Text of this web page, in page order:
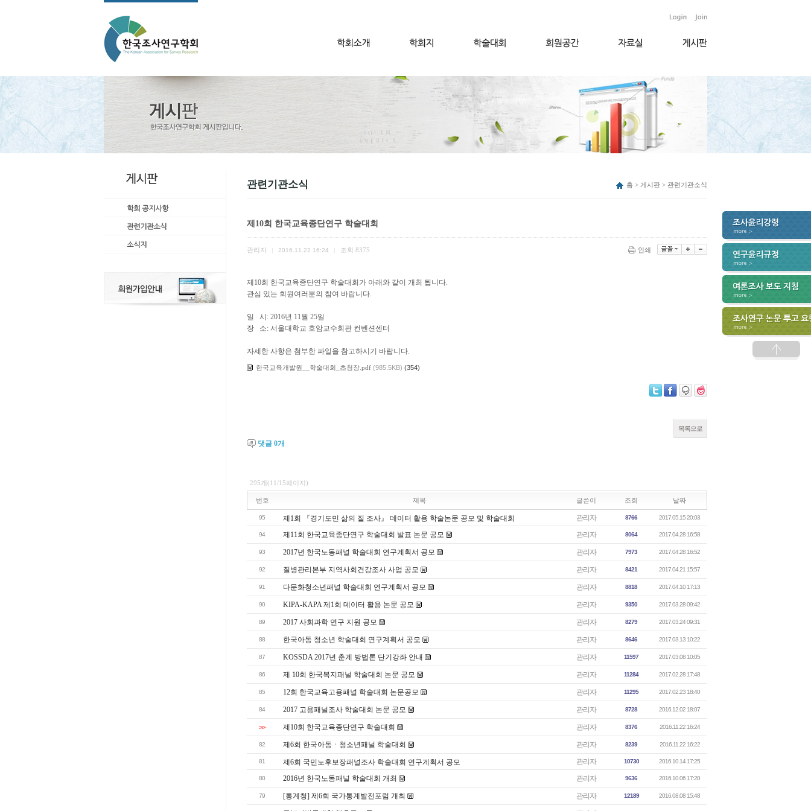
관련기관소식 홈 > 게시판 > 관련기관소식
제10회 한국교육종단연구 학술대회
관리자 2016.11.22 16:24 조회 8375 인쇄
제10회 한국교육종단연구 학술대회가 아래와 같이 개최 됩니다.
관심 있는 회원여러분의 참여 바랍니다.
일 시: 2016년 11월 25일
장 소: 서울대학교 호암교수회관 컨벤션센터
자세한 사항은 첨부한 파일을 참고하시기 바랍니다.
한국교육개발원__학술대회_초청장.pdf (985.5KB) (354)
목록으로
댓글 0개
295개(11/15페이지)
번호 제목 글쓴이 조회 날짜
95 제1회 『경기도민 삶의 질 조사』 데이터 활용 학술논문 공모 및 학술대회 관리자 8766 2017.05.15 20:03
94 제11회 한국교육종단연구 학술대회 발표 논문 공모 관리자 8064 2017.04.28 16:58
93 2017년 한국노동패널 학술대회 연구계획서 공모 관리자 7973 2017.04.28 16:52
92 질병관리본부 지역사회건강조사 사업 공모 관리자 8421 2017.04.21 15:57
91 다문화청소년패널 학술대회 연구계획서 공모 관리자 8818 2017.04.10 17:13
90 KIPA-KAPA 제1회 데이터 활용 논문 공모 관리자 9350 2017.03.28 09:42
89 2017 사회과학 연구 지원 공모 관리자 8279 2017.03.24 09:31
88 한국아동 청소년 학술대회 연구계획서 공모 관리자 8646 2017.03.13 10:22
87 KOSSDA 2017년 춘계 방법론 단기강좌 안내 관리자 11597 2017.03.08 10:05
86 제 10회 한국복지패널 학술대회 논문 공모 관리자 11284 2017.02.28 17:48
85 12회 한국교육고용패널 학술대회 논문공모 관리자 11295 2017.02.23 18:40
84 2017 고용패널조사 학술대회 논문 공모 관리자 8728 2016.12.02 18:07
>> 제10회 한국교육종단연구 학술대회 관리자 8376 2016.11.22 16:24
82 제6회 한국아동ㆍ청소년패널 학술대회 관리자 8239 2016.11.22 16:22
81 제6회 국민노후보장패널조사 학술대회 연구계획서 공모 관리자 10730 2016.10.14 17:25
80 2016년 한국노동패널 학술대회 개최 관리자 9636 2016.10.06 17:20
79 [통계청] 제6회 국가통계발전포럼 개최 관리자 12189 2016.08.08 15:48